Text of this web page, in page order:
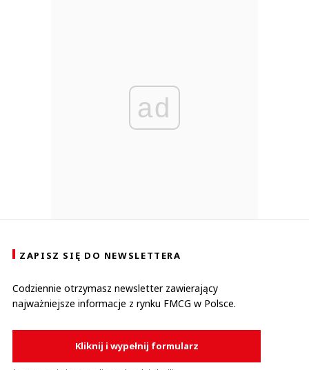
ad
ZAPISZ SIĘ DO NEWSLETTERA
Codziennie otrzymasz newsletter zawierający
najważniejsze informacje z rynku FMCG w Polsce.
Kliknij i wypełnij formularz